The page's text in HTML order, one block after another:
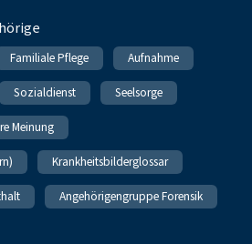
Familiale Pflege Aufnahme
Sozialdienst Seelsorge
Meinung
Krankheitsbilderglossar
Angehörigengruppe Forensik